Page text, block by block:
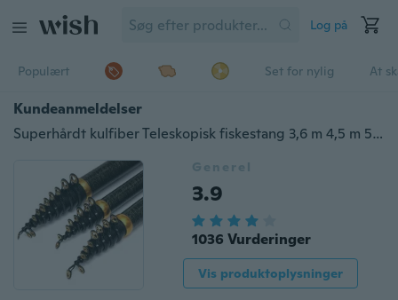
Log på
Populært Set for nylig At
Kundeanmeldelser
Superhårdt kulfiber Teleskopisk fiskestang 3,6 m 4,5 m 5,4 m 6,3 m Ultralight spindestang fiskestang
Generel
3.9
1036 Vurderinger
Vis produktoplysninger